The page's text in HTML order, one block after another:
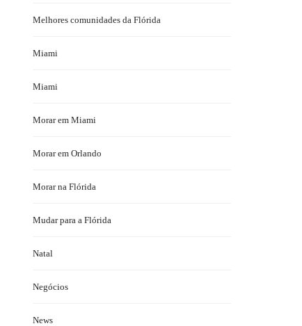
Melhores comunidades da Flórida
Miami
Miami
Morar em Miami
Morar em Orlando
Morar na Flórida
Mudar para a Flórida
Natal
Negócios
News